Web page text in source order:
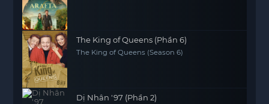
The King of Queens (Phần 6)
The King of Queens (Season 6)
Dị Nhân '97 (Phần 2)